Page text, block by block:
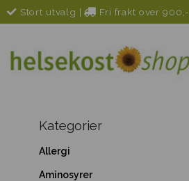
Stort utvalg | Fri frakt over 900,-
Kategorier
Allergi
Aminosyrer